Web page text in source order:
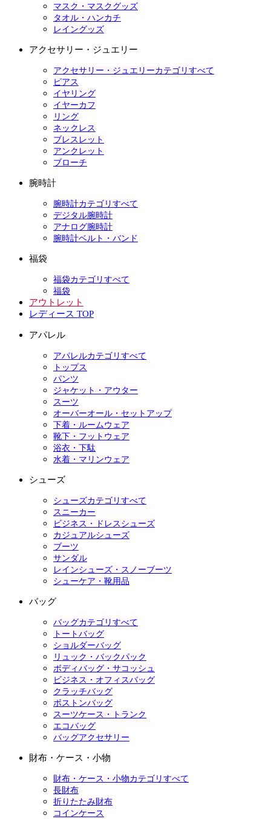
マスク・マスクグッズ
タオル・ハンカチ
レイングッズ
アクセサリー・ジュエリー
アクセサリー・ジュエリーカテゴリすべて
ピアス
イヤリング
イヤーカフ
リング
ネックレス
ブレスレット
アンクレット
ブローチ
腕時計
腕時計カテゴリすべて
デジタル腕時計
アナログ腕時計
腕時計ベルト・バンド
福袋
福袋カテゴリすべて
福袋
アウトレット
レディース TOP
アパレル
アパレルカテゴリすべて
トップス
パンツ
ジャケット・アウター
スーツ
オーバーオール・セットアップ
下着・ルームウェア
靴下・フットウェア
浴衣・下駄
水着・マリンウェア
シューズ
シューズカテゴリすべて
スニーカー
ビジネス・ドレスシューズ
カジュアルシューズ
ブーツ
サンダル
レインシューズ・スノーブーツ
シューケア・靴用品
バッグ
バッグカテゴリすべて
トートバッグ
ショルダーバッグ
リュック・バックパック
ボディバッグ・サコッシュ
ビジネス・オフィスバッグ
クラッチバッグ
ボストンバッグ
スーツケース・トランク
エコバッグ
バッグアクセサリー
財布・ケース・小物
財布・ケース・小物カテゴリすべて
長財布
折りたたみ財布
コインケース